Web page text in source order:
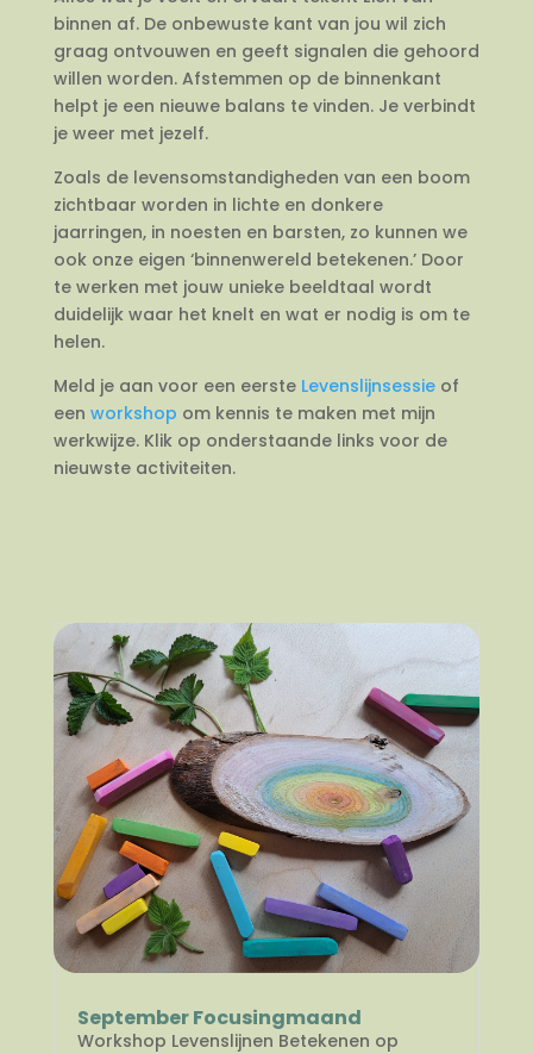
binnen af. De onbewuste kant van jou wil zich
graag ontvouwen en geeft signalen die gehoord
willen worden. Afstemmen op de binnenkant
helpt je een nieuwe balans te vinden. Je verbindt
je weer met jezelf.
Zoals de levensomstandigheden van een boom
zichtbaar worden in lichte en donkere
jaarringen, in noesten en barsten, zo kunnen we
ook onze eigen ‘binnenwereld betekenen.’ Door
te werken met jouw unieke beeldtaal wordt
duidelijk waar het knelt en wat er nodig is om te
helen.
Meld je aan voor een eerste Levenslijnsessieof
een workshop om kennis te maken met mijn
werkwijze. Klik op onderstaande links voor de
nieuwste activiteiten.
September Focusingmaand
Workshop Levenslijnen Betekenen op